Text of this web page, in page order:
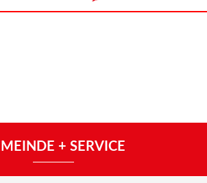
+ SERVICE